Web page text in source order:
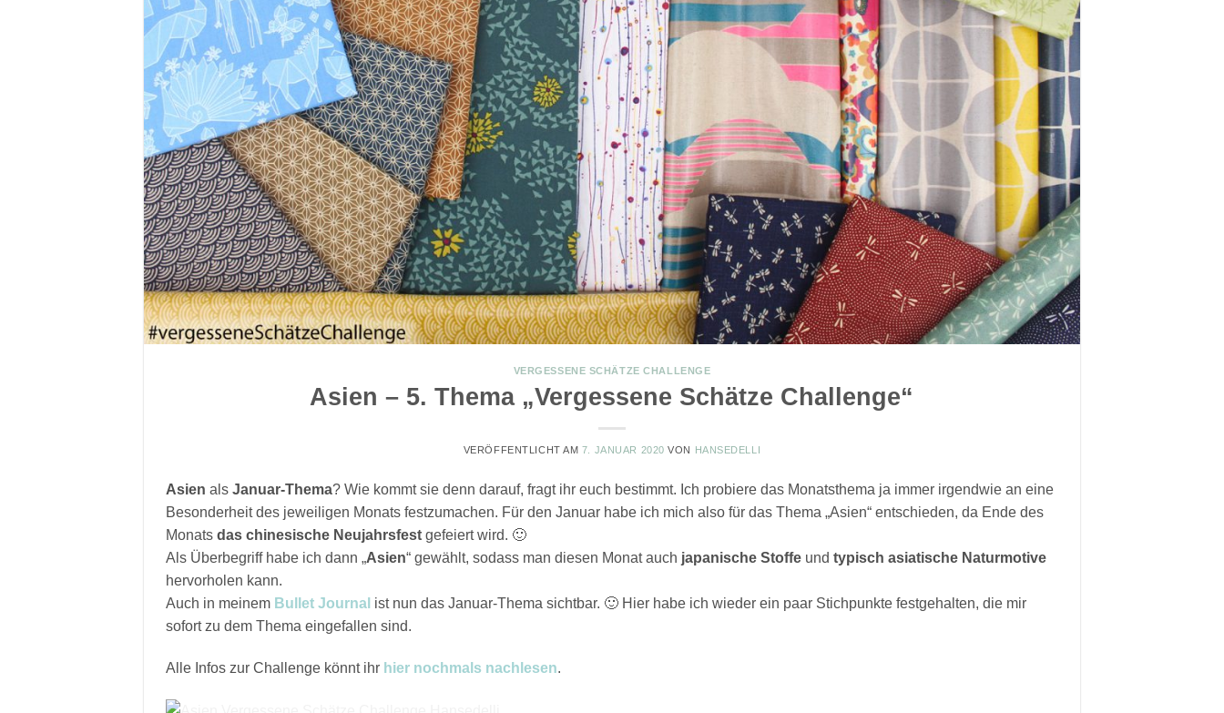
VERGESSENE SCHÄTZE CHALLENGE
Asien – 5. Thema „Vergessene Schätze Challenge“
VERÖFFENTLICHT AM 7. JANUAR 2020 VON HANSEDELLI
Asien als Januar-Thema? Wie kommt sie denn darauf, fragt ihr euch bestimmt. Ich probiere das Monatsthema ja immer irgendwie an eine
Besonderheit des jeweiligen Monats festzumachen. Für den Januar habe ich mich also für das Thema „Asien“ entschieden, da Ende des
Monats das chinesische Neujahrsfestgefeiert wird. 🙂
Als Überbegriff habe ich dann „Asien“ gewählt, sodass man diesen Monat auch japanische Stoffeund typisch asiatische Naturmotive
hervorholen kann.
Auch in meinem Bullet Journal ist nun das Januar-Thema sichtbar. 🙂 Hier habe ich wieder ein paar Stichpunkte festgehalten, die mir
sofort zu dem Thema eingefallen sind.
Alle Infos zur Challenge könnt ihr hier nochmals nachlesen.